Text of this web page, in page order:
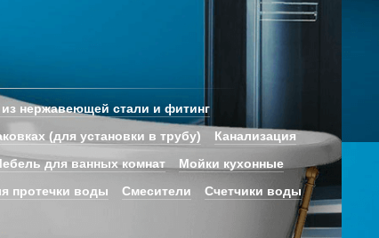
нержавеющей стали и фитинг
(для установки в трубу)
Канализация
для ванных комнат
Мойки кухонные
протечки воды Смесители
Счетчики воды